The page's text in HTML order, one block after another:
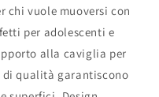
chi vuole muoversi con
per adolescenti e
alla caviglia per
qualità garantiscono